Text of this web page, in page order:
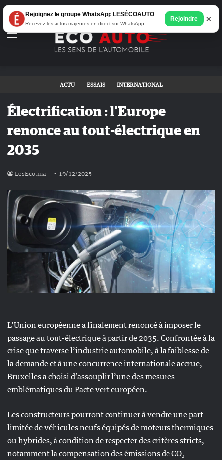
Menu
ACTU ESSAIS INTERNATIONAL
Électrification : l’Europe
renonce au tout-électrique en
2035
LesEco.ma 19/12/2025
L’Union européenne a finalement renoncé à imposer le
passage au tout-électrique à partir de 2035. Confrontée à la
crise que traverse l’industrie automobile, à la faiblesse de
la demande et à une concurrence internationale accrue,
Bruxelles a choisi d’assouplir l’une des mesures
emblématiques du Pacte vert européen.
Les constructeurs pourront continuer à vendre une part
limitée de véhicules neufs équipés de moteurs thermiques
ou hybrides, à condition de respecter des critères stricts,
notamment la compensation des émissions de CO₂
Rejoignez le groupe WhatsApp LESÉCOAUTO
Recevez les actus majeures en direct sur WhatsApp
Rejoindre ×